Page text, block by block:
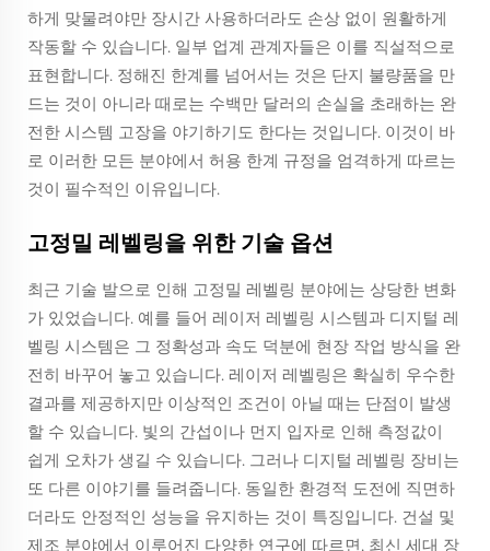
하게 맞물려야만 장시간 사용하더라도 손상 없이 원활하게
작동할 수 있습니다. 일부 업계 관계자들은 이를 직설적으로
표현합니다. 정해진 한계를 넘어서는 것은 단지 불량품을 만
드는 것이 아니라 때로는 수백만 달러의 손실을 초래하는 완
전한 시스템 고장을 야기하기도 한다는 것입니다. 이것이 바
로 이러한 모든 분야에서 허용 한계 규정을 엄격하게 따르는
것이 필수적인 이유입니다.
고정밀 레벨링을 위한 기술 옵션
최근 기술 발으로 인해 고정밀 레벨링 분야에는 상당한 변화
가 있었습니다. 예를 들어 레이저 레벨링 시스템과 디지털 레
벨링 시스템은 그 정확성과 속도 덕분에 현장 작업 방식을 완
전히 바꾸어 놓고 있습니다. 레이저 레벨링은 확실히 우수한
결과를 제공하지만 이상적인 조건이 아닐 때는 단점이 발생
할 수 있습니다. 빛의 간섭이나 먼지 입자로 인해 측정값이
쉽게 오차가 생길 수 있습니다. 그러나 디지털 레벨링 장비는
또 다른 이야기를 들려줍니다. 동일한 환경적 도전에 직면하
더라도 안정적인 성능을 유지하는 것이 특징입니다. 건설 및
제조 분야에서 이루어진 다양한 연구에 따르면, 최신 세대 장